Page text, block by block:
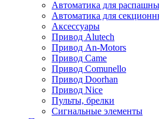
Автоматика для
Автоматика для
Аксессуары
Привод Alutech
Привод An-Motors
Привод Came
Привод Comunello
Привод Doorhan
Привод Nice
Пульты, брелки
Сигнальные элементы